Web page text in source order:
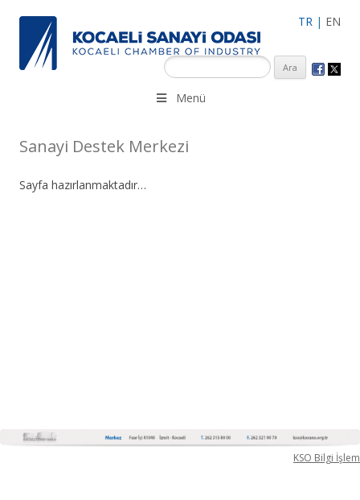
TR | EN
KSO 3500’ü aşkın sanayi kuruluşuna uzman çalışanları ile İzmit
Merkez, Çayırova, Dilovası, Gebze ve İMES OSB’deki ofisleri ile
Menü
Sanayi Destek Merkezi
Sayfa hazırlanmaktadır…
KSO Bilgi İşlem